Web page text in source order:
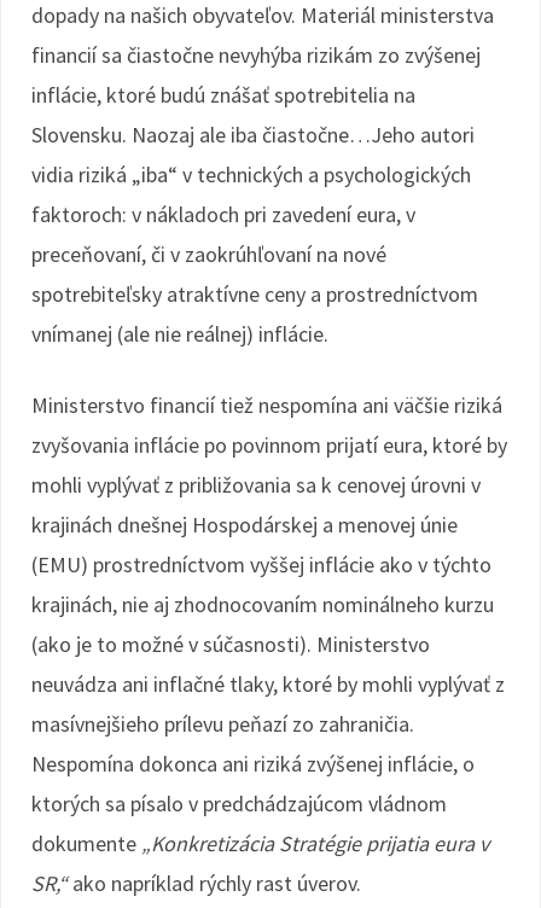
dopady na našich obyvateľov. Materiál ministerstva
financií sa čiastočne nevyhýba rizikám zo zvýšenej
inflácie, ktoré budú znášať spotrebitelia na
Slovensku. Naozaj ale iba čiastočne…Jeho autori
vidia riziká „iba“ v technických a psychologických
faktoroch: v nákladoch pri zavedení eura, v
preceňovaní, či v zaokrúhľovaní na nové
spotrebiteľsky atraktívne ceny a prostredníctvom
vnímanej (ale nie reálnej) inflácie.
Ministerstvo financií tiež nespomína ani väčšie riziká
zvyšovania inflácie po povinnom prijatí eura, ktoré by
mohli vyplývať z približovania sa k cenovej úrovni v
krajinách dnešnej Hospodárskej a menovej únie
(EMU) prostredníctvom vyššej inflácie ako v týchto
krajinách, nie aj zhodnocovaním nominálneho kurzu
(ako je to možné v súčasnosti). Ministerstvo
neuvádza ani inflačné tlaky, ktoré by mohli vyplývať z
masívnejšieho prílevu peňazí zo zahraničia.
Nespomína dokonca ani riziká zvýšenej inflácie, o
ktorých sa písalo v predchádzajúcom vládnom
dokumente „Konkretizácia Stratégie prijatia eura v
SR,“ako napríklad rýchly rast úverov.